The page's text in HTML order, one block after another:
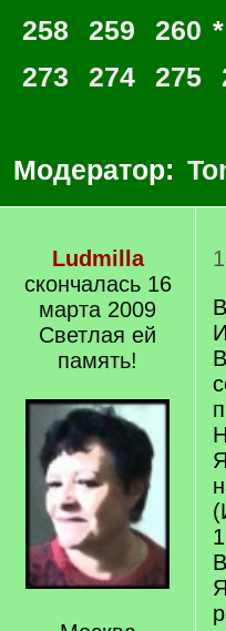
258
259 260 *
273
274 275
Модератор:
Ludmilla
скончалась 16
марта 2009
Светлая ей
память!